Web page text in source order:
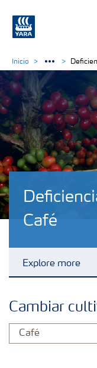
Café
Explore more
Portafolio de
Inicio
Cambiar